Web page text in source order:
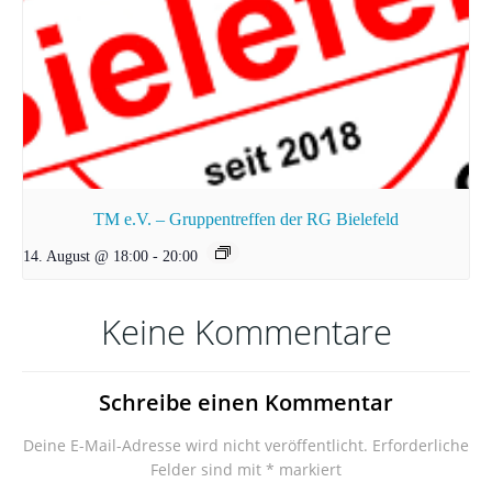
TM e.V. – Gruppentreffen der RG Bielefeld
14. August @ 18:00 - 20:00
Keine Kommentare
Schreibe einen Kommentar
Deine E-Mail-Adresse wird nicht veröffentlicht. Erforderliche
Felder sind mit * markiert